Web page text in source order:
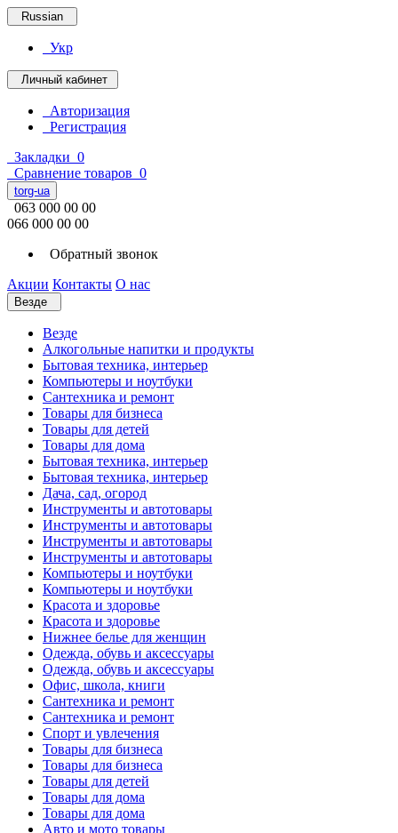
Russian
Укр
Личный кабинет
Авторизация
Регистрация
Закладки 0
Сравнение товаров 0
torg-ua
063 000 00 00
066 000 00 00
Обратный звонок
Акции Контакты О нас
Везде
Везде
Алкогольные напитки и продукты
Бытовая техника, интерьер
Компьютеры и ноутбуки
Сантехника и ремонт
Товары для бизнеса
Товары для детей
Товары для дома
Бытовая техника, интерьер
Бытовая техника, интерьер
Дача, сад, огород
Инструменты и автотовары
Инструменты и автотовары
Инструменты и автотовары
Инструменты и автотовары
Компьютеры и ноутбуки
Компьютеры и ноутбуки
Красота и здоровье
Красота и здоровье
Нижнее белье для женщин
Одежда, обувь и аксессуары
Одежда, обувь и аксессуары
Офис, школа, книги
Сантехника и ремонт
Сантехника и ремонт
Спорт и увлечения
Товары для бизнеса
Товары для бизнеса
Товары для детей
Товары для дома
Товары для дома
Авто и мото товары